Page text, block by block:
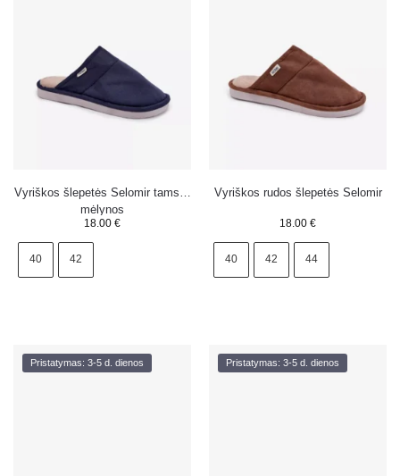
Vyriškos šlepetės Selomir tamsiai
mėlynos
18.00 €
40 42
Vyriškos rudos šlepetės Selomir
18.00 €
40 42 44
Pristatymas: 3-5 d. dienos Pristatymas: 3-5 d. dienos